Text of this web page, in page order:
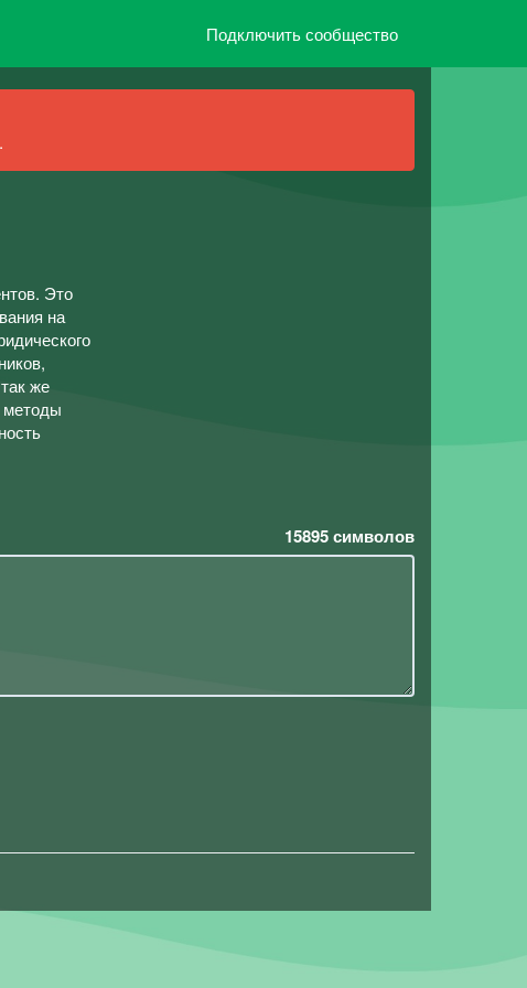
Подключить сообщество
Это
на
же
15895символов